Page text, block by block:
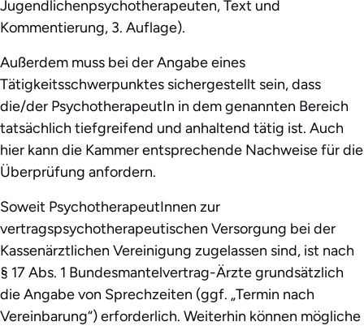
Jugendlichenpsychotherapeuten, Text und
Kommentierung, 3. Auflage).
Außerdem muss bei der Angabe eines
Tätigkeitsschwerpunktes sichergestellt sein, dass
die/der PsychotherapeutIn in dem genannten Bereich
tatsächlich tiefgreifend und anhaltend tätig ist. Auch
hier kann die Kammer entsprechende Nachweise für die
Überprüfung anfordern.
Soweit PsychotherapeutInnen zur
vertragspsychotherapeutischen Versorgung bei der
Kassenärztlichen Vereinigung zugelassen sind, ist nach
§ 17 Abs. 1 Bundesmantelvertrag-Ärzte grundsätzlich
die Angabe von Sprechzeiten (ggf. „Termin nach
Vereinbarung“) erforderlich. Weiterhin können mögliche